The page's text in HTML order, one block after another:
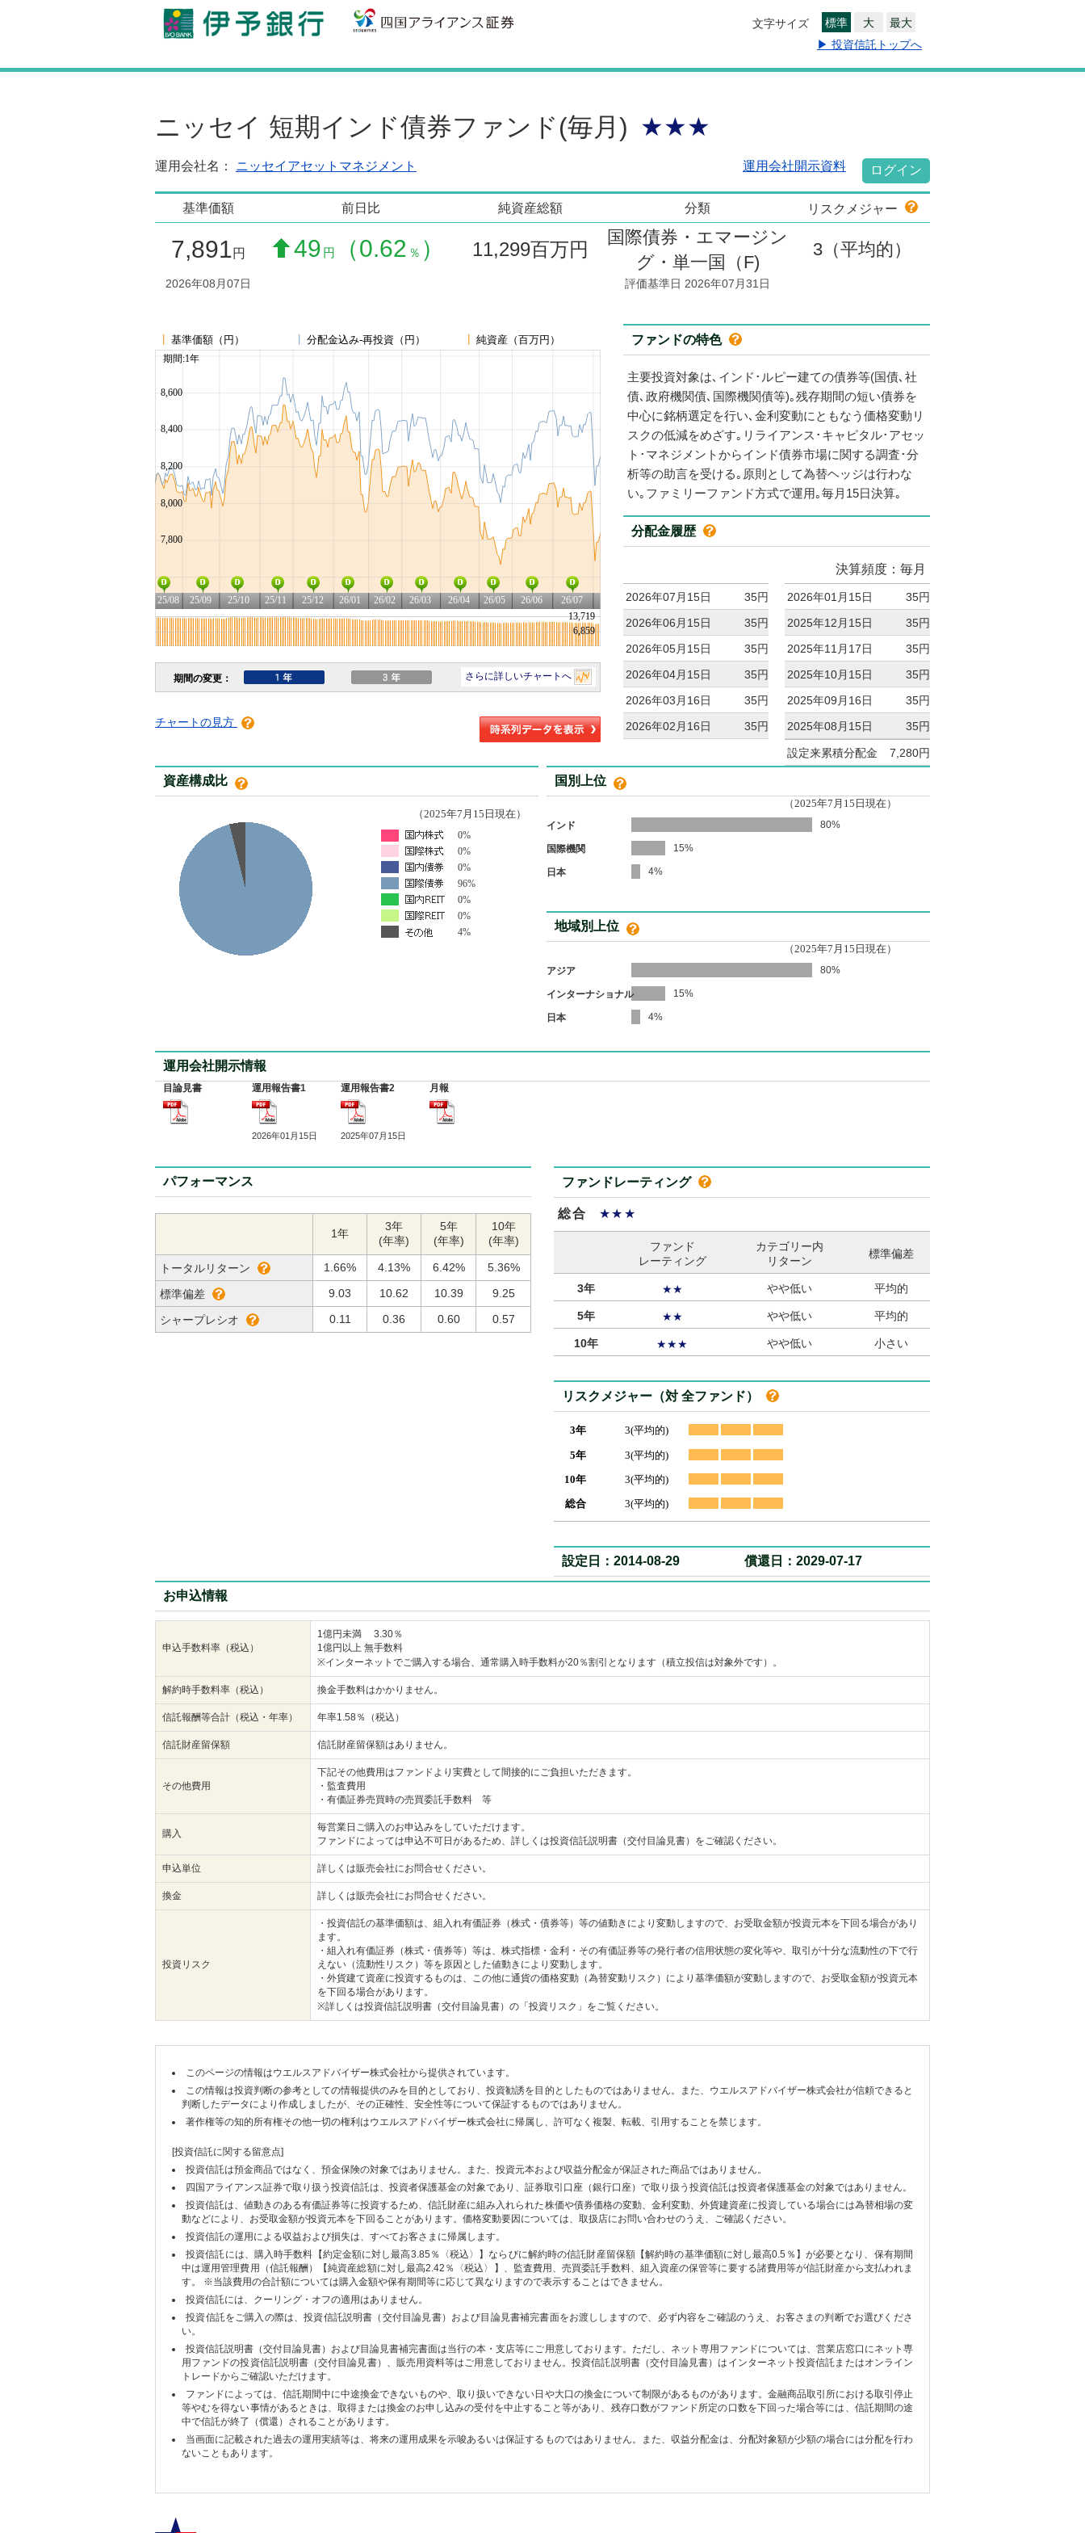
標準 大
最大
▶ 投資信託トップへ
文字サイズ
ニッセイ 短期インド債券ファンド(毎月) ★★★
運用会社名： ニッセイアセットマネジメント 運用会社開示資料 ログイン
基準価額 前日比 純資産総額 分類 リスクメジャー
7,891円 49 円 （0.62 ％ ） 11,299百万円
国際債券・エマージン
グ・単一国（F)
3 （平均的）
2026年08月07日 評価基準日 2026年07月31日
チャートの見方
ファンドの特色
主要投資対象は､インド･ルピー建ての債券等(国債､社
債､政府機関債､国際機関債等)｡残存期間の短い債券を
中心に銘柄選定を行い､金利変動にともなう価格変動リ
スクの低減をめざす｡リライアンス･キャピタル･アセッ
ト･マネジメントからインド債券市場に関する調査･分
析等の助言を受ける｡原則として為替ヘッジは行わな
い｡ファミリーファンド方式で運用｡毎月15日決算｡
分配金履歴
決算頻度：毎月
2026年07月15日
35円
2026年06月15日
35円
2026年05月15日
35円
2026年04月15日
35円
2026年03月16日
35円
2026年02月16日
35円
2026年01月15日
35円
2025年12月15日
35円
2025年11月17日
35円
2025年10月15日
35円
2025年09月16日
35円
2025年08月15日
35円
設定来累積分配金 7,280円
資産構成比
（2025年7月15日現在）
0%
0%
0%
96%
0%
0%
4%
国別上位
（2025年7月15日現在）
インド 80%
国際機関 15%
日本 4%
地域別上位
（2025年7月15日現在）
アジア 80%
インターナショナル 15%
日本 4%
運用会社開示情報
目論見書 運用報告書1
2026年01月15日
運用報告書2
2025年07月15日
月報
パフォーマンス
1年
3年
(年率)
5年
(年率)
10年
(年率)
トータルリターン 1.66% 4.13% 6.42% 5.36%
標準偏差 9.03 10.62 10.39 9.25
シャープレシオ 0.11 0.36 0.60 0.57
ファンドレーティング
総合 ★★★
ファンド
レーティング
カテゴリー内
リターン
標準偏差
3年 ★★ やや低い 平均的
5年 ★★ やや低い 平均的
10年 ★★★ やや低い 小さい
リスクメジャー（対 全ファンド）
3年
5年
10年
総合
3(平均的)
3(平均的)
3(平均的)
3(平均的)
設定日：2014-08-29 償還日：2029-07-17
お申込情報
申込手数料率（税込）
1億円未満 3.30％
1億円以上 無手数料
※インターネットでご購入する場合、通常購入時手数料が20％割引となります（積立投信は対象外です）。
解約時手数料率（税込） 換金手数料はかかりません。
信託報酬等合計（税込・年率） 年率1.58％（税込）
信託財産留保額 信託財産留保額はありません。
その他費用
下記その他費用はファンドより実費として間接的にご負担いただきます。
・監査費用
・有価証券売買時の売買委託手数料 等
購入
毎営業日ご購入のお申込みをしていただけます。
ファンドによっては申込不可日があるため、詳しくは投資信託説明書（交付目論見書）をご確認ください。
申込単位 詳しくは販売会社にお問合せください。
換金 詳しくは販売会社にお問合せください。
投資リスク
・投資信託の基準価額は、組入れ有価証券（株式・債券等）等の値動きにより変動しますので、お受取金額が投資元本を下回る場合があり
ます。
・組入れ有価証券（株式・債券等）等は、株式指標・金利・その有価証券等の発行者の信用状態の変化等や、取引が十分な流動性の下で行
えない（流動性リスク）等を原因とした値動きにより変動します。
・外貨建て資産に投資するものは、この他に通貨の価格変動（為替変動リスク）により基準価額が変動しますので、お受取金額が投資元本
を下回る場合があります。
※詳しくは投資信託説明書（交付目論見書）の「投資リスク」をご覧ください。
このページの情報はウエルスアドバイザー株式会社から提供されています。
この情報は投資判断の参考としての情報提供のみを目的としており、投資勧誘を目的としたものではありません。また、ウエルスアドバイザー株式会社が信頼できると
判断したデータにより作成しましたが、その正確性、安全性等について保証するものではありません。
著作権等の知的所有権その他一切の権利はウエルスアドバイザー株式会社に帰属し、許可なく複製、転載、引用することを禁じます。
[投資信託に関する留意点]
投資信託は預金商品ではなく、預金保険の対象ではありません。また、投資元本および収益分配金が保証された商品ではありません。
四国アライアンス証券で取り扱う投資信託は、投資者保護基金の対象であり、証券取引口座（銀行口座）で取り扱う投資信託は投資者保護基金の対象ではありません。
投資信託は、値動きのある有価証券等に投資するため、信託財産に組み入れられた株価や債券価格の変動、金利変動、外貨建資産に投資している場合には為替相場の変
動などにより、お受取金額が投資元本を下回ることがあります。価格変動要因については、取扱店にお問い合わせのうえ、ご確認ください。
投資信託の運用による収益および損失は、すべてお客さまに帰属します。
投資信託には、購入時手数料【約定金額に対し最高3.85％〈税込〉】ならびに解約時の信託財産留保額【解約時の基準価額に対し最高0.5％】が必要となり、保有期間
中は運用管理費用（信託報酬）【純資産総額に対し最高2.42％〈税込〉】、監査費用、売買委託手数料、組入資産の保管等に要する諸費用等が信託財産から支払われま
す。 ※当該費用の合計額については購入金額や保有期間等に応じて異なりますので表示することはできません。
投資信託には、クーリング・オフの適用はありません。
投資信託をご購入の際は、投資信託説明書（交付目論見書）および目論見書補完書面をお渡ししますので、必ず内容をご確認のうえ、お客さまの判断でお選びくださ
い。
投資信託説明書（交付目論見書）および目論見書補完書面は当行の本・支店等にご用意しております。ただし、ネット専用ファンドについては、営業店窓口にネット専
用ファンドの投資信託説明書（交付目論見書）、販売用資料等はご用意しておりません。投資信託説明書（交付目論見書）はインターネット投資信託またはオンライン
トレードからご確認いただけます。
ファンドによっては、信託期間中に中途換金できないものや、取り扱いできない日や大口の換金について制限があるものがあります。金融商品取引所における取引停止
等やむを得ない事情があるときは、取得または換金のお申し込みの受付を中止すること等があり、残存口数がファンド所定の口数を下回った場合等には、信託期間の途
中で信託が終了（償還）されることがあります。
当画面に記載された過去の運用実績等は、将来の運用成果を示唆あるいは保証するものではありません。また、収益分配金は、分配対象額が少額の場合には分配を行わ
ないこともあります。